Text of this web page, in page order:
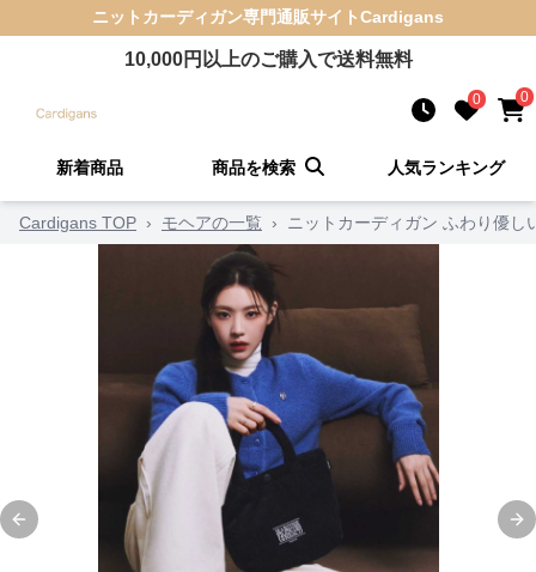
ニットカーディガン専門通販サイトCardigans
10,000円以上のご購入で送料無料
0 0
新着商品 商品を検索 人気ランキング
Cardigans TOP › モヘアの一覧 › ニットカーディガン ふわり優
Previous slide